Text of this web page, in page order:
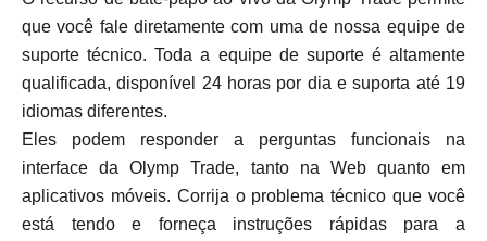
que você fale diretamente com uma de nossa equipe de
suporte técnico. Toda a equipe de suporte é altamente
qualificada, disponível 24 horas por dia e suporta até 19
idiomas diferentes.
Eles podem responder a perguntas funcionais na
interface da Olymp Trade, tanto na Web quanto em
aplicativos móveis. Corrija o problema técnico que você
está tendo e forneça instruções rápidas para a